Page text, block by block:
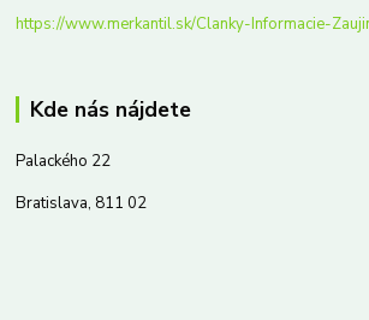
https://www.merkantil.sk/Clanky-Informacie-
Kde nás nájdete
Palackého 22
Bratislava, 811 02